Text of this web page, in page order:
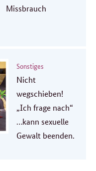
Missbrauch
Sonstiges
Nicht
wegschieben!
„Ich frage nach“
…kann sexuelle
Gewalt beenden.